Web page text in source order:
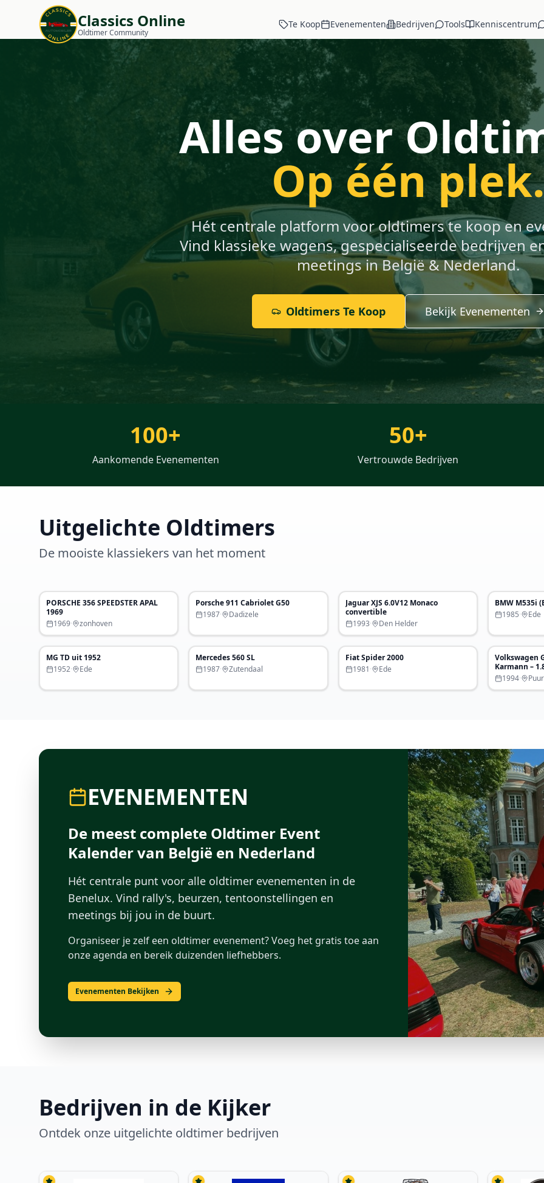
Classics Online
Oldtimer Community
Te Koop Evenementen Bedrijven Tools Kenniscentrum
Alles over
Op één
Hét centrale platform voor oldtimers te koop en
Vind klassieke wagens, gespecialiseerde bedrijven
meetings in België & Nederland.
Oldtimers Te Koop Bekijk Evenementen
100+
Aankomende Evenementen
50+
Vertrouwde Bedrijven
Uitgelichte Oldtimers
De mooiste klassiekers van het moment
Uitgelicht
PORSCHE 356 SPEEDSTER APAL
1969
1969· zonhoven
Uitgelicht
Porsche 911 Cabriolet G50
1987· Dadizele
Uitgelicht
Jaguar XJS 6.0V12 Monaco
convertible
1993· Den Helder
Uitgelicht
BMW M535i
1985· Ede
Uitgelicht
€ 18.950
MG TD uit 1952
1952· Ede
€ 26.500
Mercedes 560 SL
1987· Zutendaal
€ 24.500
Fiat Spider 2000
1981· Ede
Volkswagen
Karmann –
1994 –
1994·
EVENEMENTEN
De meest complete Oldtimer Event
Kalender van België en Nederland
Hét centrale punt voor alle oldtimer evenementen in de
Benelux. Vind rally's, beurzen, tentoonstellingen en
meetings bij jou in de buurt.
Organiseer je zelf een oldtimer evenement? Voeg het gratis toe aan
onze agenda en bereik duizenden liefhebbers.
Evenementen Bekijken
Bedrijven in de Kijker
Ontdek onze uitgelichte oldtimer bedrijven